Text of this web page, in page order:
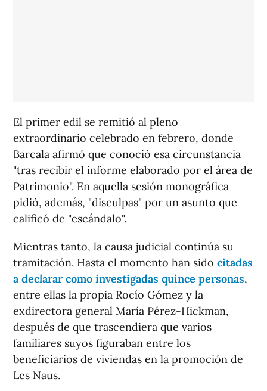
El primer edil se remitió al pleno
extraordinario celebrado en febrero, donde
Barcala afirmó que conoció esa circunstancia
"tras recibir el informe elaborado por el área de
Patrimonio". En aquella sesión monográfica
pidió, además, "disculpas" por un asunto que
calificó de "escándalo".
Mientras tanto, la causa judicial continúa su
tramitación. Hasta el momento han sido citadas
a declarar como investigadas quince personas,
entre ellas la propia Rocío Gómez y la
exdirectora general María Pérez-Hickman,
después de que trascendiera que varios
familiares suyos figuraban entre los
beneficiarios de viviendas en la promoción de
Les Naus.